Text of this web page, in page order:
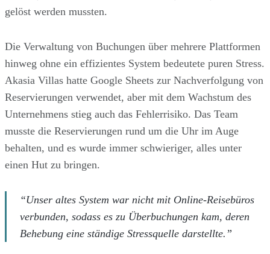
gelöst werden mussten.
Die Verwaltung von Buchungen über mehrere Plattformen
hinweg ohne ein effizientes System bedeutete puren Stress.
Akasia Villas hatte Google Sheets zur Nachverfolgung von
Reservierungen verwendet, aber mit dem Wachstum des
Unternehmens stieg auch das Fehlerrisiko. Das Team
musste die Reservierungen rund um die Uhr im Auge
behalten, und es wurde immer schwieriger, alles unter
einen Hut zu bringen.
“Unser altes System war nicht mit Online-Reisebüros
verbunden, sodass es zu Überbuchungen kam, deren
Behebung eine ständige Stressquelle darstellte.”